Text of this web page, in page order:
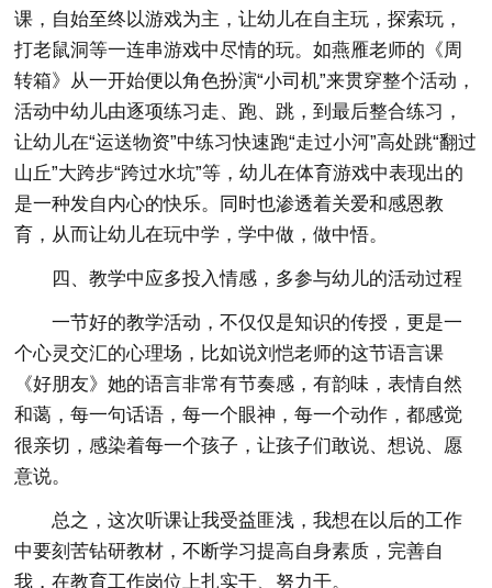
课，自始至终以游戏为主，让幼儿在自主玩，探索玩，
打老鼠洞等一连串游戏中尽情的玩。如燕雁老师的《周
转箱》从一开始便以角色扮演“小司机”来贯穿整个活动，
活动中幼儿由逐项练习走、跑、跳，到最后整合练习，
让幼儿在“运送物资”中练习快速跑“走过小河”高处跳“翻过
山丘”大跨步“跨过水坑”等，幼儿在体育游戏中表现出的
是一种发自内心的快乐。同时也渗透着关爱和感恩教
育，从而让幼儿在玩中学，学中做，做中悟。
四、教学中应多投入情感，多参与幼儿的活动过程
一节好的教学活动，不仅仅是知识的传授，更是一
个心灵交汇的心理场，比如说刘恺老师的这节语言课
《好朋友》她的语言非常有节奏感，有韵味，表情自然
和蔼，每一句话语，每一个眼神，每一个动作，都感觉
很亲切，感染着每一个孩子，让孩子们敢说、想说、愿
意说。
总之，这次听课让我受益匪浅，我想在以后的工作
中要刻苦钻研教材，不断学习提高自身素质，完善自
我，在教育工作岗位上扎实干、努力干。